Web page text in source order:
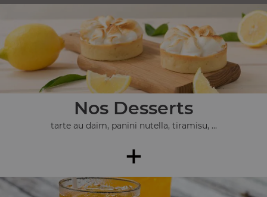
Nos Desserts
tarte au daim, panini nutella, tiramisu, ...
+